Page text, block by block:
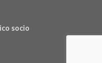
socio